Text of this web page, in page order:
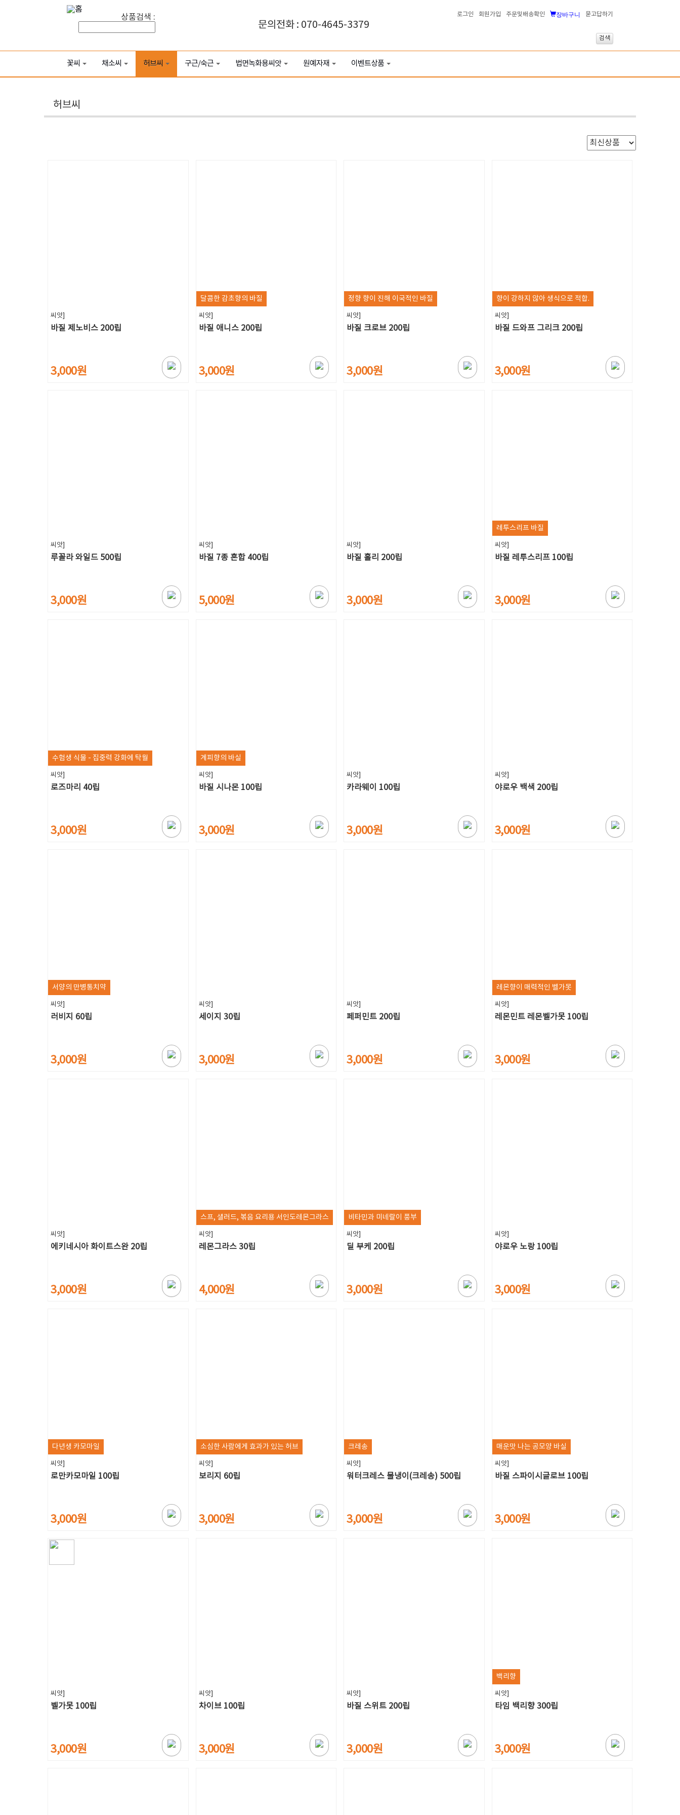
문의전화 : 070-4645-3379
로그인 회원가입 주문및배송확인 장바구니 묻고답하기
상품검색 :
꽃씨 채소씨 허브씨 구근/숙근 법면녹화용씨앗 원예자재 이벤트상품
허브씨
씨앗]
바질 제노비스 200립
3,000원
달콤한 감초향의 바질
씨앗]
바질 애니스 200립
3,000원
정향 향이 진해 이국적인 바질
씨앗]
바질 크로브 200립
3,000원
향이 강하지 않아 생식으로 적합.
씨앗]
바질 드와프 그리크 200립
3,000원
씨앗]
루꼴라 와일드 500립
3,000원
씨앗]
바질 7종 혼합 400립
5,000원
씨앗]
바질 홀리 200립
3,000원
레투스리프 바질
씨앗]
바질 레투스리프 100립
3,000원
수험생 식물 - 집중력 강화에 탁월
씨앗]
로즈마리 40립
3,000원
계피향의 바실
씨앗]
바질 시나몬 100립
3,000원
씨앗]
카라웨이 100립
3,000원
씨앗]
야로우 백색 200립
3,000원
서양의 만병통치약
씨앗]
러비지 60립
3,000원
씨앗]
세이지 30립
3,000원
씨앗]
페퍼민트 200립
3,000원
레몬향이 매력적인 벨가못
씨앗]
레몬민트 레몬벨가못 100립
3,000원
씨앗]
에키네시아 화이트스완 20립
3,000원
스프, 샐러드, 볶음 요리용 서인도레몬그라스
씨앗]
레몬그라스 30립
4,000원
비타민과 미네랄이 풍부
씨앗]
딜 부케 200립
3,000원
씨앗]
야로우 노랑 100립
3,000원
다년생 카모마일
씨앗]
로만카모마일 100립
3,000원
소심한 사람에게 효과가 있는 허브
씨앗]
보리지 60립
3,000원
크레송
씨앗]
워터크레스 물냉이(크레송) 500립
3,000원
매운맛 나는 공모양 바실
씨앗]
바질 스파이시글로브 100립
3,000원
씨앗]
벨가못 100립
3,000원
씨앗]
차이브 100립
3,000원
씨앗]
바질 스위트 200립
3,000원
백리향
씨앗]
타임 백리향 300립
3,000원